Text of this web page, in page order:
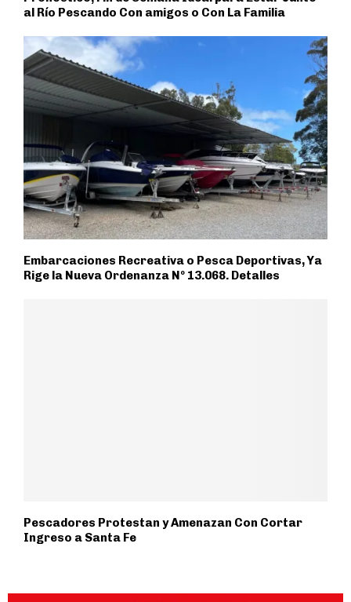
al Río Pescando Con amigos o Con La Familia
Embarcaciones Recreativa o Pesca Deportivas, Ya
Rige la Nueva Ordenanza Nº 13.068. Detalles
Pescadores Protestan y Amenazan Con Cortar
Ingreso a Santa Fe